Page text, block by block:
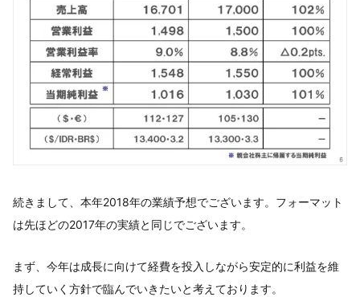
続きまして、本年2018年の業績予想でございます。フォーマット
は先ほどの2017年の実績と同じでございます。
まず、今年は成長に向けて経費を投入しながら安定的に利益を維
持していく方針で臨んでいきたいと考えております。